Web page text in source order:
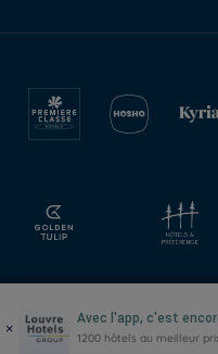
× Avec l'app, c'est
1200 hôtels au meilleur